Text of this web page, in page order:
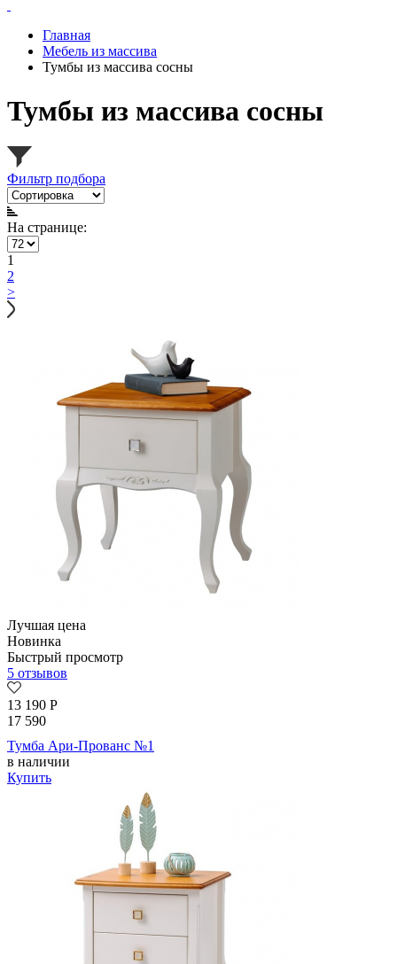
Главная
Мебель из массива
Тумбы из массива сосны
Тумбы из массива сосны
Фильтр подбора
На странице:
1
2
>
Лучшая цена
Новинка
Быстрый просмотр
5 отзывов
13 190 Р
17 590
Тумба Ари-Прованс №1
в наличии
Купить